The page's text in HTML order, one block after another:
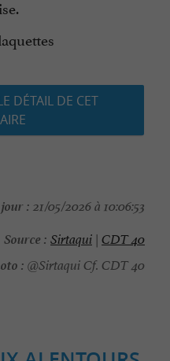
DÉTAIL DE CET
: 21/05/2026 à 10:06:53
Source : Sirtaqui | CDT 40
: @Sirtaqui Cf. CDT 40